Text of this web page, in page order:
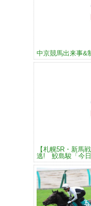
中京競馬出来事&
【札幌5R・新馬
逃! 鮫島駿「今